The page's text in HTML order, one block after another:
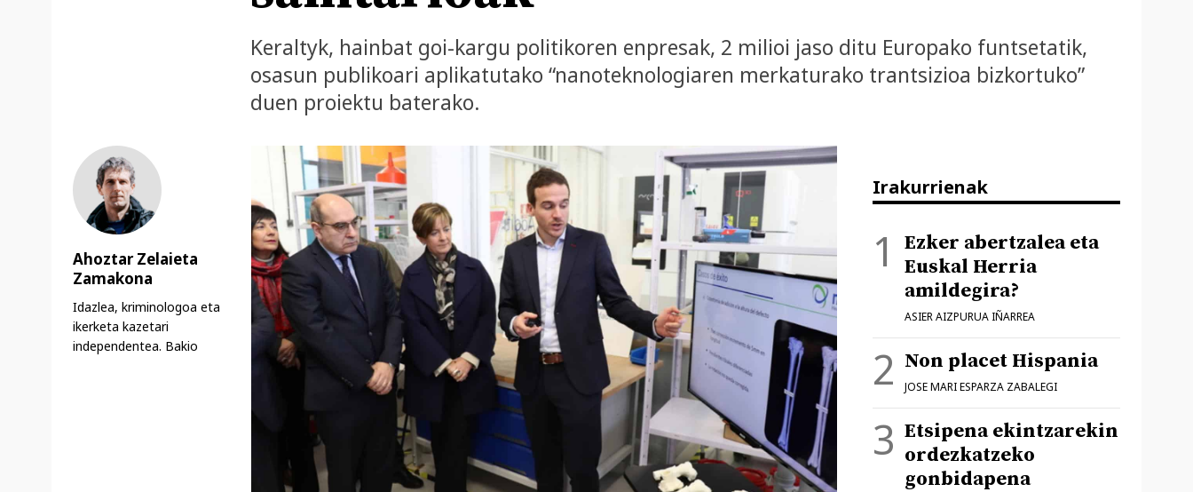
Keraltyk, hainbat goi-kargu politikoren enpresak, 2 milioi jaso ditu Europako funtsetatik,
osasun publikoari aplikatutako “nanoteknologiaren merkaturako trantsizioa bizkortuko”
duen proiektu baterako.
Ahoztar Zelaieta
Zamakona
Idazlea, kriminologoa eta
ikerketa kazetari
independentea. Bakio
Irakurrienak
Ezker abertzalea eta
Euskal Herria
amildegira?
ASIER AIZPURUA IÑARREA
Non placet Hispania
JOSE MARI ESPARZA ZABALEGI
Etsipena ekintzarekin
ordezkatzeko
gonbidapena